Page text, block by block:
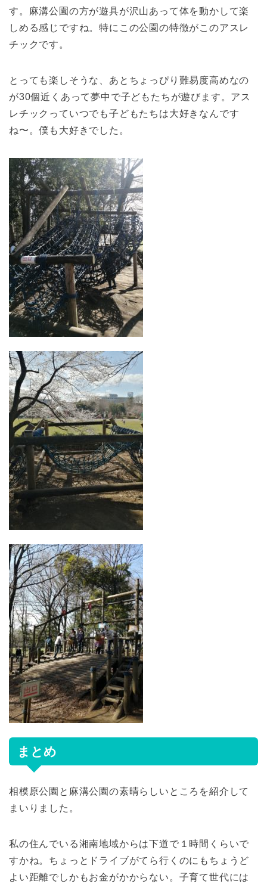
す。麻溝公園の方が遊具が沢山あって体を動かして楽
しめる感じですね。特にこの公園の特徴がこのアスレ
チックです。
とっても楽しそうな、あとちょっぴり難易度高めなの
が30個近くあって夢中で子どもたちが遊びます。アス
レチックっていつでも子どもたちは大好きなんです
ね〜。僕も大好きでした。
まとめ
相模原公園と麻溝公園の素晴らしいところを紹介して
まいりました。
私の住んでいる湘南地域からは下道で１時間くらいで
すかね。ちょっとドライブがてら行くのにもちょうど
よい距離でしかもお金がかからない。子育て世代には